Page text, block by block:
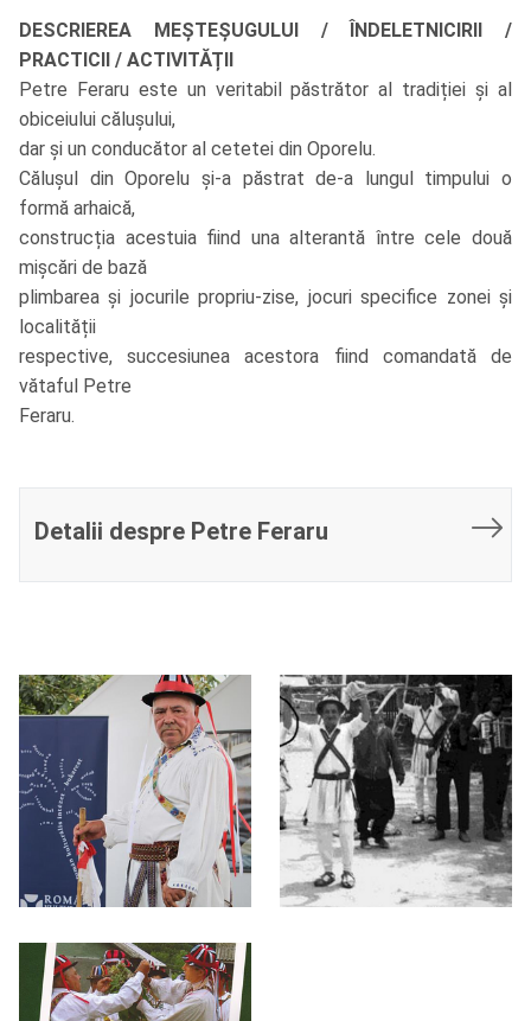
DESCRIEREA MEȘTEȘUGULUI / ÎNDELETNICIRII /
PRACTICII / ACTIVITĂȚII
Petre Feraru este un veritabil păstrător al tradiției și al
obiceiului călușului,
dar și un conducător al cetetei din Oporelu.
Călușul din Oporelu și-a păstrat de-a lungul timpului o
formă arhaică,
construcția acestuia fiind una alterantă între cele două
mișcări de bază
plimbarea și jocurile propriu-zise, jocuri specifice zonei și
localității
respective, succesiunea acestora fiind comandată de
vătaful Petre
Feraru.
Detalii despre Petre Feraru